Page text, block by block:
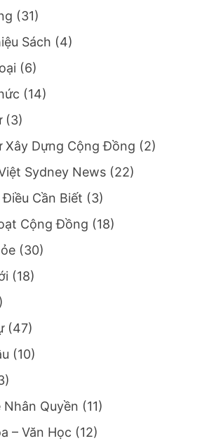
(31)
Sách (4)
(6)
(14)
(3)
Xây Dựng Cộng Đồng (2)
Sydney News(22)
Cần Biết (3)
Cộng Đồng (18)
(30)
(18)
(47)
(10)
Nhân Quyền (11)
– Văn Học (12)